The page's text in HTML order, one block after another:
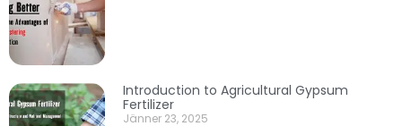
Introduction to Agricultural Gypsum
Fertilizer
Jänner 23, 2025